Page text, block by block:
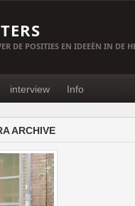
DE POSITIES EN IDEEËN IN DE
interview Info
ARCHIVE